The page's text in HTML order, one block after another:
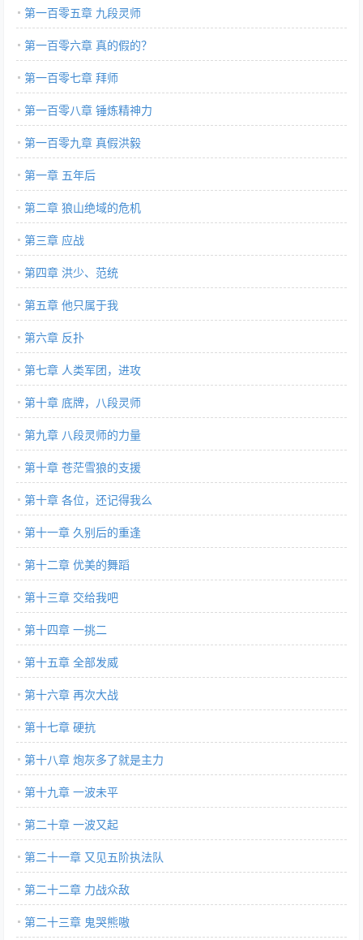
第一百零五章 九段灵师
第一百零六章 真的假的？
第一百零七章 拜师
第一百零八章 锤炼精神力
第一百零九章 真假洪毅
第一章 五年后
第二章 狼山绝域的危机
第三章 应战
第四章 洪少、范统
第五章 他只属于我
第六章 反扑
第七章 人类军团，进攻
第十章 底牌，八段灵师
第九章 八段灵师的力量
第十章 苍茫雪狼的支援
第十章 各位，还记得我么
第十一章 久别后的重逢
第十二章 优美的舞蹈
第十三章 交给我吧
第十四章 一挑二
第十五章 全部发威
第十六章 再次大战
第十七章 硬抗
第十八章 炮灰多了就是主力
第十九章 一波未平
第二十章 一波又起
第二十一章 又见五阶执法队
第二十二章 力战众敌
第二十三章 鬼哭熊嗷